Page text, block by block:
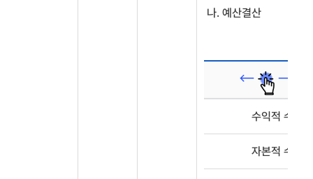
나. 예산결산
억원)
수익적 수입
자본적 수입